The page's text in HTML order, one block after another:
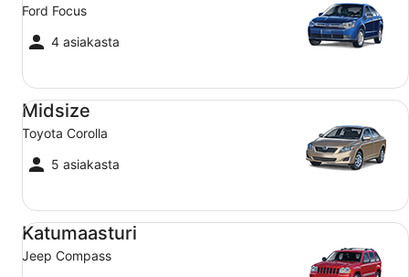
Ford Focus
4 asiakasta
Midsize
Toyota Corolla
5 asiakasta
Midsize Toyota Corolla
Katumaasturi
Jeep Compass
Katumaasturi Jeep Compass